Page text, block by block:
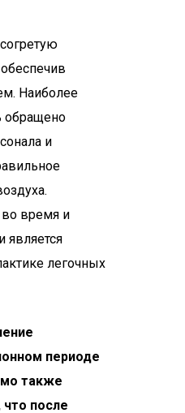
Наиболее
обращено
и
во время и
является
легочных
периоде
также
после